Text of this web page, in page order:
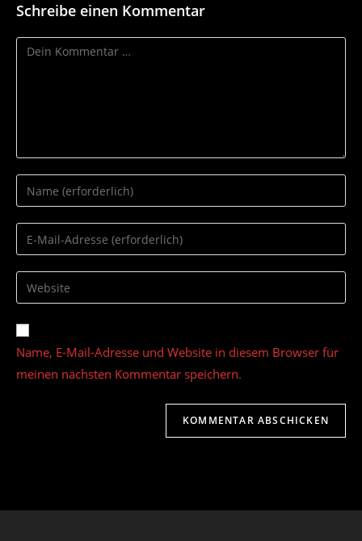
Schreibe einen Kommentar
Kommentar
Gib
deinen
Namen
oder
zum
Kommentieren
ein
Gib
deine
E-
Mail-
zum
Kommentieren
ein
Gib
deine
Website-
URL
ein
(optional)
Name, E-Mail-Adresse und Website in diesem Browser für
meinen nächsten Kommentar speichern.